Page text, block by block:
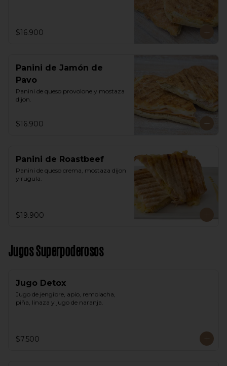
$16.900
Panini de Jamón de
Pavo
Panini de queso provolone y mostaza
dijon.
$16.900
Panini de Roastbeef
Panini de queso crema, mostaza dijon
y rugula.
$19.900
Jugos Superpoderosos
Jugo Detox
Jugo de jengibre, apio, remolacha,
piña, linaza y jugo de naranja.
$7.500